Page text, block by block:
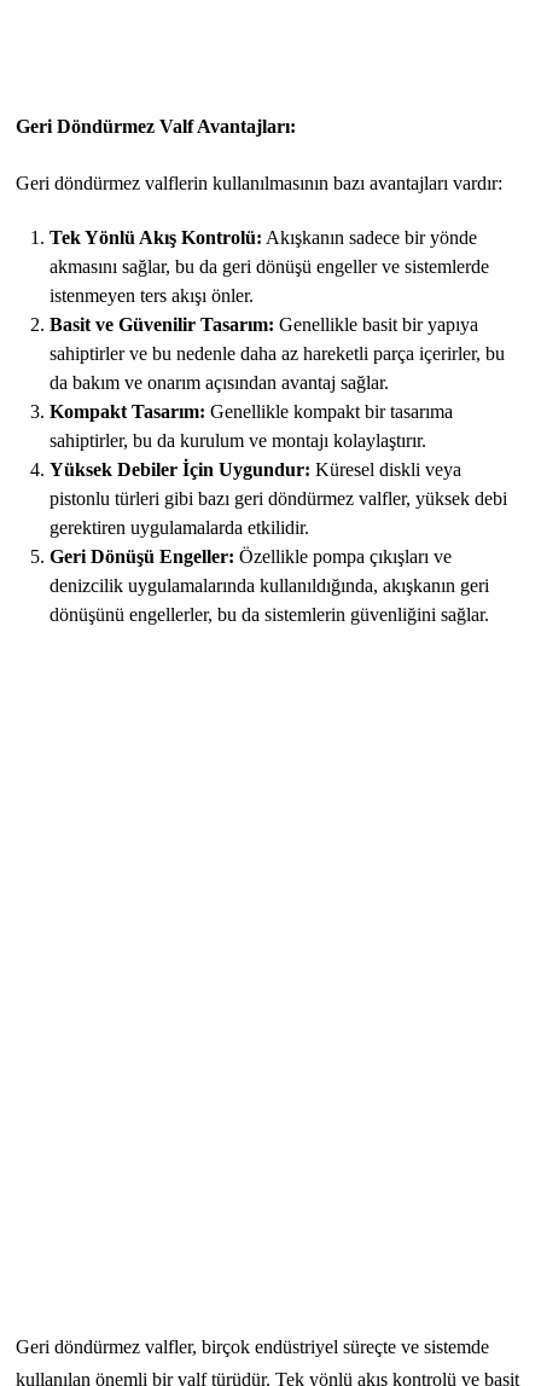
Geri Döndürmez Valf Avantajları:
Geri döndürmez valflerin kullanılmasının bazı avantajları vardır:
Tek Yönlü Akış Kontrolü: Akışkanın sadece bir yönde
akmasını sağlar, bu da geri dönüşü engeller ve sistemlerde
istenmeyen ters akışı önler.
Basit ve Güvenilir Tasarım: Genellikle basit bir yapıya
sahiptirler ve bu nedenle daha az hareketli parça içerirler, bu
da bakım ve onarım açısından avantaj sağlar.
Kompakt Tasarım: Genellikle kompakt bir tasarıma
sahiptirler, bu da kurulum ve montajı kolaylaştırır.
Yüksek Debiler İçin Uygundur: Küresel diskli veya
pistonlu türleri gibi bazı geri döndürmez valfler, yüksek debi
gerektiren uygulamalarda etkilidir.
Geri Dönüşü Engeller: Özellikle pompa çıkışları ve
denizcilik uygulamalarında kullanıldığında, akışkanın geri
dönüşünü engellerler, bu da sistemlerin güvenliğini sağlar.
Geri döndürmez valfler, birçok endüstriyel süreçte ve sistemde
kullanılan önemli bir valf türüdür. Tek yönlü akış kontrolü ve basit